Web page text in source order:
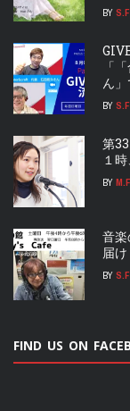
BY
「
ん
BY
第
１
BY
音
届
BY
FIND US ON